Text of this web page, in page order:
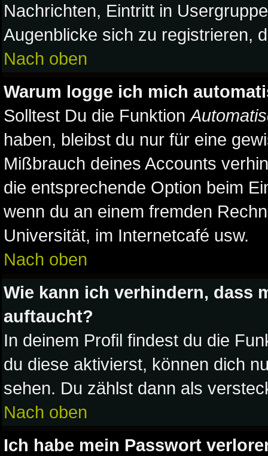
Nachrichten, Eintritt in
Augenblicke sich zu registrieren,
Nach oben
Warum logge ich mich
Solltest Du die Funktion
haben, bleibst du nur für eine
Mißbrauch deines Accounts
die entsprechende Option beim
wenn du an einem fremden
Universität, im Internetcafé usw.
Nach oben
Wie kann ich verhindern, dass
auftaucht?
In deinem Profil findest du die
du diese aktivierst, können dich
sehen. Du zählst dann als
Nach oben
Ich habe mein Passwort